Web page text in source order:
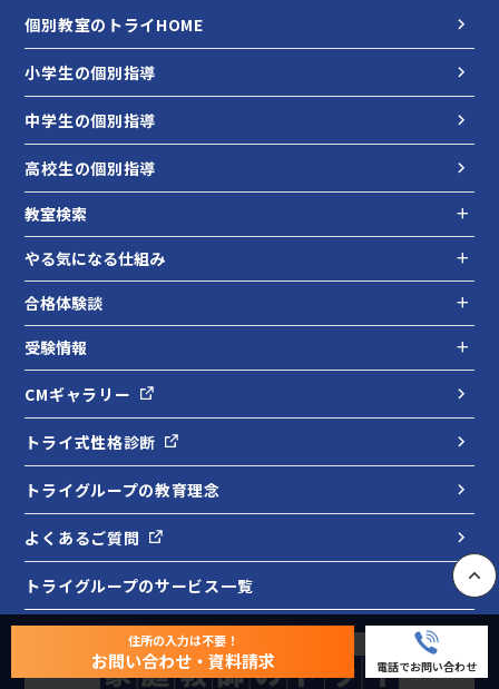
住所の入力は不要！
お問い合わせ・資料請求 電話でお問い合わせ
個別教室のトライHOME
小学生の個別指導
中学生の個別指導
高校生の個別指導
教室検索
やる気になる仕組み
合格体験談
受験情報
CMギャラリー
トライ式性格診断
トライグループの教育理念
よくあるご質問
トライグループのサービス一覧